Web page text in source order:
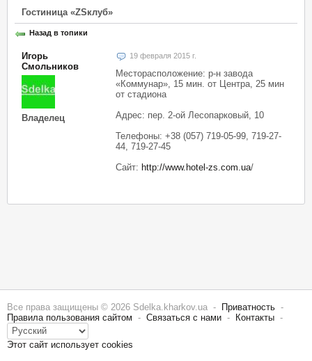
Гостиница «ZSклуб»
Назад в топики
Игорь
Смольников
Владелец
19 февраля 2015 г.
Месторасположение: р-н завода
«Коммунар», 15 мин. от Центра, 25 мин
от стадиона
Адрес: пер. 2-ой Лесопарковый, 10
Телефоны: +38 (057) 719-05-99, 719-27-
44, 719-27-45
Сайт: http://www.hotel-zs.com.ua/
Все права защищены © 2026 Sdelka.kharkov.ua - Приватность -
Правила пользования сайтом - Связаться с нами - Контакты -
Этот сайт использует cookies